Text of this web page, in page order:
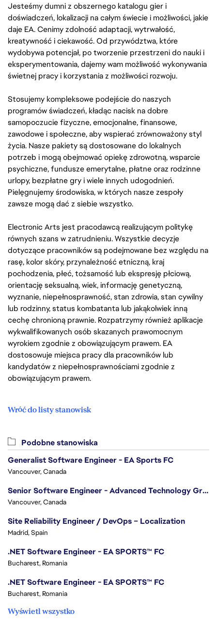
Jesteśmy dumni z obszernego katalogu gier i
doświadczeń, lokalizacji na całym świecie i możliwości, jakie
daje EA. Cenimy zdolność adaptacji, wytrwałość,
kreatywność i ciekawość. Od przywództwa, które
wydobywa potencjał, po tworzenie przestrzeni do nauki i
eksperymentowania, dajemy wam możliwość wykonywania
świetnej pracy i korzystania z możliwości rozwoju.
Stosujemy kompleksowe podejście do naszych
programów świadczeń, kładąc nacisk na dobre
samopoczucie fizyczne, emocjonalne, finansowe,
zawodowe i społeczne, aby wspierać zrównoważony styl
życia. Nasze pakiety są dostosowane do lokalnych
potrzeb i mogą obejmować opiekę zdrowotną, wsparcie
psychiczne, fundusze emerytalne, płatne oraz rodzinne
urlopy, bezpłatne gry i wiele innych udogodnień.
Pielęgnujemy środowiska, w których nasze zespoły
zawsze mogą dać z siebie wszystko.
Electronic Arts jest pracodawcą realizującym politykę
równych szans w zatrudnieniu. Wszystkie decyzje
dotyczące pracowników są podejmowane bez względu na
rasę, kolor skóry, przynależność etniczną, kraj
pochodzenia, płeć, tożsamość lub ekspresję płciową,
orientację seksualną, wiek, informację genetyczną,
wyznanie, niepełnosprawność, stan zdrowia, stan cywilny
lub rodzinny, status kombatanta lub jakąkolwiek inną
cechę chronioną prawnie. Rozpatrzymy również aplikacje
wykwalifikowanych osób skazanych prawomocnym
wyrokiem zgodnie z obowiązującym prawem. EA
dostosowuje miejsca pracy dla pracowników lub
kandydatów z niepełnosprawnościami zgodnie z
obowiązującym prawem.
Wróć do listy stanowisk
Podobne stanowiska
Generalist Software Engineer - EA Sports FC
Vancouver, Canada
Senior Software Engineer - Advanced Technology Group
Vancouver, Canada
Site Reliability Engineer / DevOps – Localization
Madrid, Spain
.NET Software Engineer - EA SPORTS™ FC
Bucharest, Romania
.NET Software Engineer - EA SPORTS™ FC
Bucharest, Romania
Wyświetl wszystko